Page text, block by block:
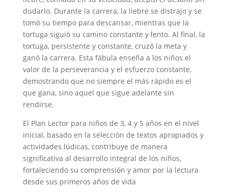
d
e
o
dudarlo. Durante la carrera, la liebre se distrajo y se
tomó su tiempo para descansar, mientras que la
tortuga siguió su camino constante y lento. Al final, la
tortuga, persistente y constante, cruzó la meta y
ganó la carrera. Esta fábula enseña a los niños el
valor de la perseverancia y el esfuerzo constante,
demostrando que no siempre el más rápido es el
que gana, sino aquel que sigue adelante sin
rendirse.
El Plan Lector para niños de 3, 4 y 5 años en el nivel
inicial, basado en la selección de textos apropiados y
actividades lúdicas, contribuye de manera
significativa al desarrollo integral de los niños,
fortaleciendo su comprensión y amor por la lectura
desde sus primeros años de vida